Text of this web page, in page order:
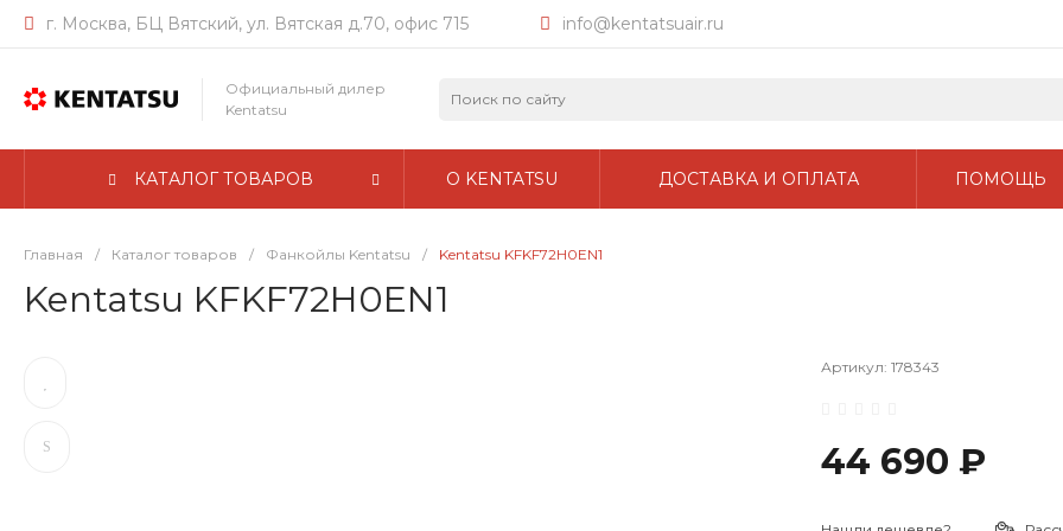
г. Москва, БЦ Вятский, ул. Вятская д.70, офис 715 info@kentatsuair.ru
Официальный дилер
Kentatsu
КАТАЛОГ ТОВАРОВ О KENTATSU ДОСТАВКА И ОПЛАТА ПОМОЩЬ
Главная / Каталог товаров / Фанкойлы Kentatsu / Kentatsu KFKF72H0EN1
Kentatsu KFKF72H0EN1
Артикул: 178343
44 690 ₽